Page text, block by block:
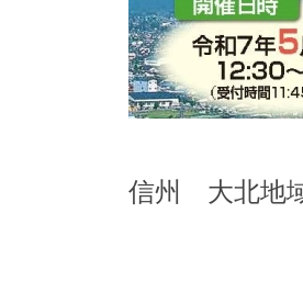
信州 大北地